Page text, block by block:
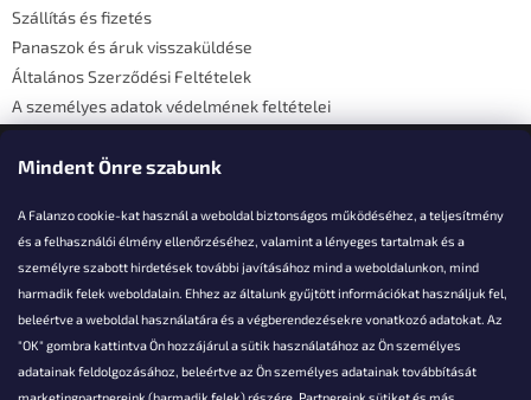
Mindent Önre szabunk
A Falanzo cookie-kat használ a weboldal biztonságos működéséhez, a teljesítmény
és a felhasználói élmény ellenőrzéséhez, valamint a lényeges tartalmak és a
személyre szabott hirdetések további javításához mind a weboldalunkon, mind
harmadik felek weboldalain. Ehhez az általunk gyűjtött információkat használjuk fel,
beleértve a weboldal használatára és a végberendezésekre vonatkozó adatokat. Az
"OK" gombra kattintva Ön hozzájárul a sütik használatához az Ön személyes
adatainak feldolgozásához, beleértve az Ön személyes adatainak továbbítását
Szállítás és fizetés
Panaszok és áruk visszaküldése
Általános Szerződési Feltételek
A személyes adatok védelmének feltételei
Elérhetőségi adatok
Akarsz kérdezni valamit?
info@falanzo.hu